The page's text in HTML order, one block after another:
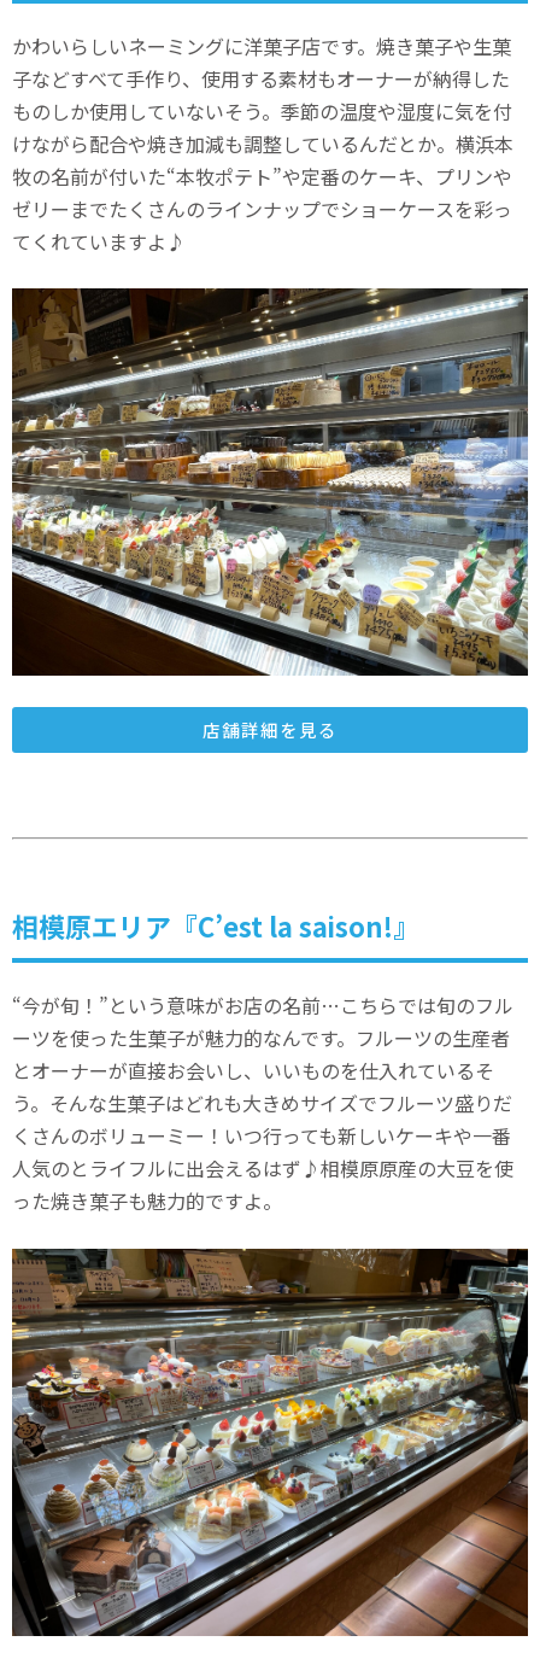
かわいらしいネーミングに洋菓子店です。焼き菓子や生菓
子などすべて手作り、使用する素材もオーナーが納得した
ものしか使用していないそう。季節の温度や湿度に気を付
けながら配合や焼き加減も調整しているんだとか。横浜本
牧の名前が付いた“本牧ポテト”や定番のケーキ、プリンや
ゼリーまでたくさんのラインナップでショーケースを彩っ
てくれていますよ♪
店舗詳細を見る
相模原エリア『C’est la saison!』
“今が旬！”という意味がお店の名前…こちらでは旬のフル
ーツを使った生菓子が魅力的なんです。フルーツの生産者
とオーナーが直接お会いし、いいものを仕入れているそ
う。そんな生菓子はどれも大きめサイズでフルーツ盛りだ
くさんのボリューミー！いつ行っても新しいケーキや一番
人気のとライフルに出会えるはず♪相模原原産の大豆を使
った焼き菓子も魅力的ですよ。